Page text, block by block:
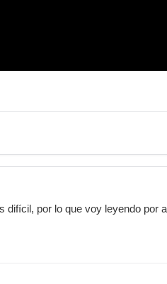
difícil, por lo que voy leyendo por